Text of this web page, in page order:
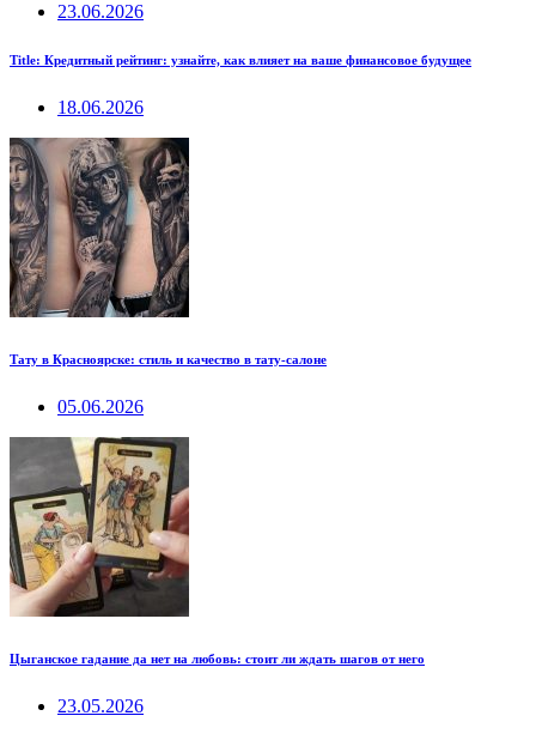
23.06.2026
Title: Кредитный рейтинг: узнайте, как влияет на ваше финансовое будущее
18.06.2026
Тату в Красноярске: стиль и качество в тату-салоне
05.06.2026
Цыганское гадание да нет на любовь: стоит ли ждать шагов от него
23.05.2026